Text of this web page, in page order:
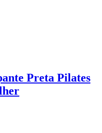
Preta Pilates